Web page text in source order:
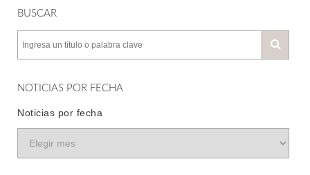
BUSCAR
NOTICIAS POR FECHA
Noticias por fecha